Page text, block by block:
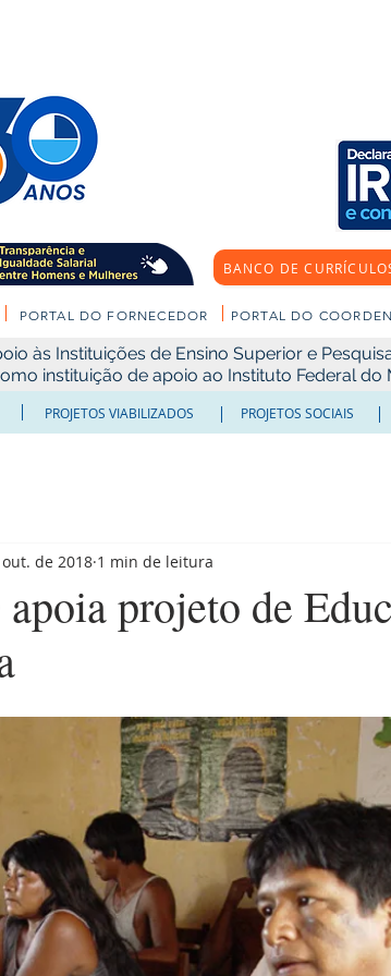
BANCO DE
PORTAL DO FORNECEDOR PORTAL DO
às Instituições de Ensino Superior e
instituição de apoio ao Instituto Federal do
PROJETOS VIABILIZADOS PROJETOS SOCIAIS
projeto de
de 2018 1 min de leitura